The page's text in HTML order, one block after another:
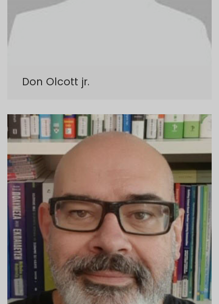
Don Olcott jr.